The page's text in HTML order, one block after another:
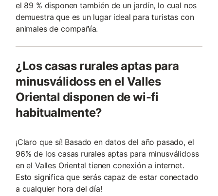
el 89 % disponen también de un jardín, lo cual nos
demuestra que es un lugar ideal para turistas con
animales de compañía.
¿Los casas rurales aptas para
minusválidoss en el Valles
Oriental disponen de wi-fi
habitualmente?
¡Claro que sí! Basado en datos del año pasado, el
96% de los casas rurales aptas para minusválidoss
en el Valles Oriental tienen conexión a internet.
Esto significa que serás capaz de estar conectado
a cualquier hora del día!